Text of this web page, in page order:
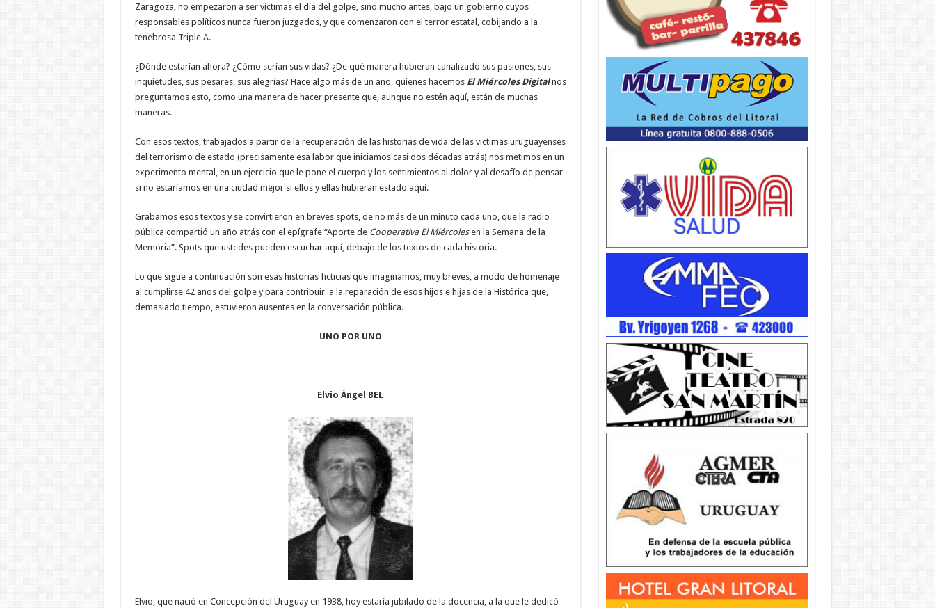
Zaragoza, no empezaron a ser víctimas el día del golpe, sino mucho antes, bajo un gobierno cuyos
responsables políticos nunca fueron juzgados, y que comenzaron con el terror estatal, cobijando a la
tenebrosa Triple A.
¿Dónde estarían ahora? ¿Cómo serían sus vidas? ¿De qué manera hubieran canalizado sus pasiones, sus
inquietudes, sus pesares, sus alegrías? Hace algo más de un año, quienes hacemos El Miércoles Digital nos
preguntamos esto, como una manera de hacer presente que, aunque no estén aquí, están de muchas
maneras.
Con esos textos, trabajados a partir de la recuperación de las historias de vida de las victimas uruguayenses
del terrorismo de estado (precisamente esa labor que iniciamos casi dos décadas atrás) nos metimos en un
experimento mental, en un ejercicio que le pone el cuerpo y los sentimientos al dolor y al desafío de pensar
si no estaríamos en una ciudad mejor si ellos y ellas hubieran estado aquí.
Grabamos esos textos y se convirtieron en breves spots, de no más de un minuto cada uno, que la radio
pública compartió un año atrás con el epígrafe “Aporte de Cooperativa El Miércolesen la Semana de la
Memoria”. Spots que ustedes pueden escuchar aquí, debajo de los textos de cada historia.
Lo que sigue a continuación son esas historias ficticias que imaginamos, muy breves, a modo de homenaje
al cumplirse 42 años del golpe y para contribuir a la reparación de esos hijos e hijas de la Histórica que,
demasiado tiempo, estuvieron ausentes en la conversación pública.
UNO POR UNO
Elvio Ángel BEL
Elvio, que nació en Concepción del Uruguay en 1938, hoy estaría jubilado de la docencia, a la que le dedicó